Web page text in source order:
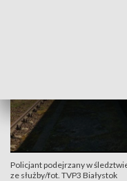
Policjant podejrzany w
ze służby/fot. TVP3 Białystok